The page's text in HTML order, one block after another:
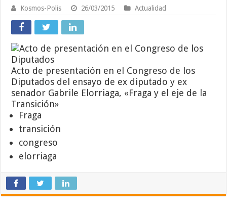
Kosmos-Polis 26/03/2015 Actualidad
Acto de presentación en el Congreso de los
Diputados del ensayo de ex diputado y ex
senador Gabrile Elorriaga, «Fraga y el eje de la
Transición»
Fraga
transición
congreso
elorriaga